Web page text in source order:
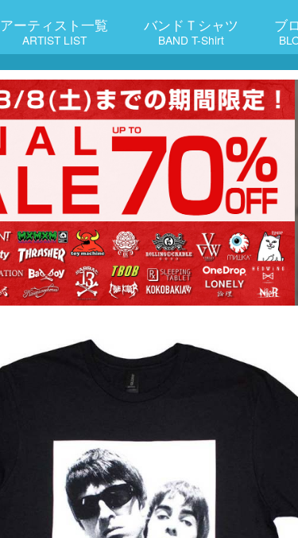
アーティスト一覧
ARTIST LIST
バンドＴシャツ
BAND T-Shirt
ブ